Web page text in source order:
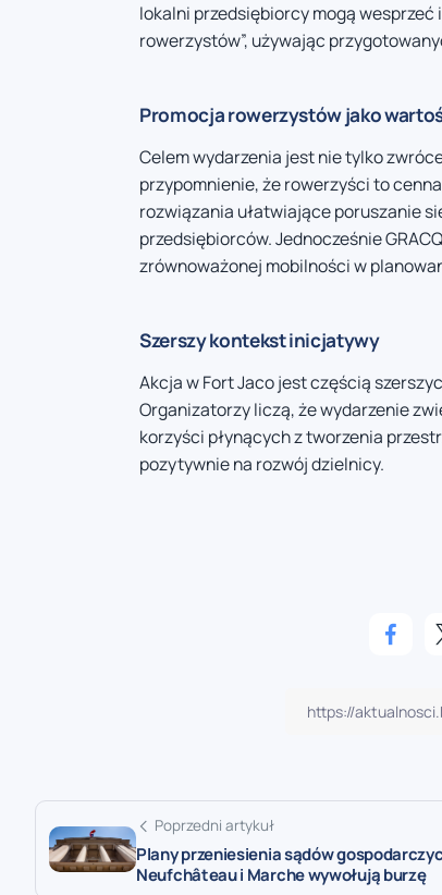
lokalni przedsiębiorcy mogą
rowerzystów”, używając
Promocja rowerzystów jako
Celem wydarzenia jest nie tylko
przypomnienie, że rowerzyści to
rozwiązania ułatwiające poruszanie
przedsiębiorców. Jednocześnie
zrównoważonej mobilności w
Szerszy kontekst inicjatywy
Akcja w Fort Jaco jest częścią
Organizatorzy liczą, że wydarzenie
korzyści płynących z tworzenia
pozytywnie na rozwój dzielnicy.
Poprzedni artykuł
Plany przeniesienia sądów
Neufchâteau i Marche wywołują burzę